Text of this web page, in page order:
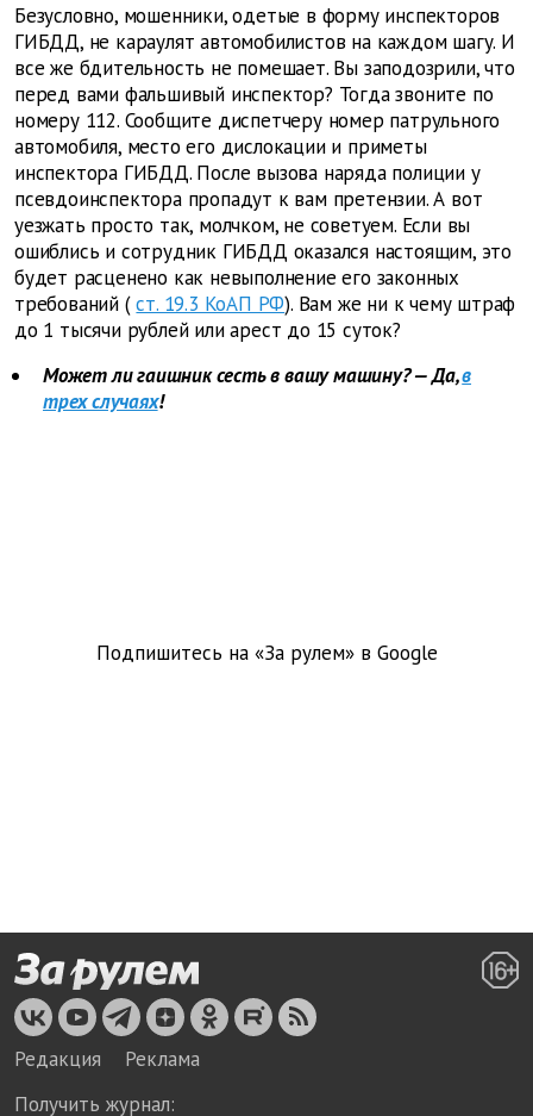
Безусловно, мошенники, одетые в форму инспекторов
ГИБДД, не караулят автомобилистов на каждом шагу. И
все же бдительность не помешает. Вы заподозрили, что
перед вами фальшивый инспектор? Тогда звоните по
номеру 112. Сообщите диспетчеру номер патрульного
автомобиля, место его дислокации и приметы
инспектора ГИБДД. После вызова наряда полиции у
псевдоинспектора пропадут к вам претензии. А вот
уезжать просто так, молчком, не советуем. Если вы
ошиблись и сотрудник ГИБДД оказался настоящим, это
будет расценено как невыполнение его законных
требований ( ст. 19.3 КоАП РФ). Вам же ни к чему штраф
до 1 тысячи рублей или арест до 15 суток?
Может ли гаишник сесть в вашу машину? — Да,в
трех случаях!
Подпишитесь на «За рулем» в Google
Редакция
Реклама
Получить журнал: